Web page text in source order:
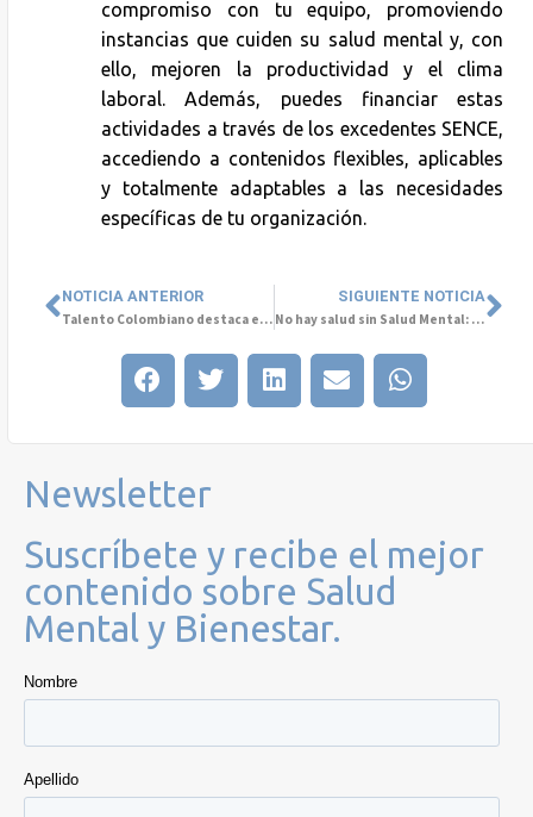
compromiso con tu equipo, promoviendo
instancias que cuiden su salud mental y, con
ello, mejoren la productividad y el clima
laboral. Además, puedes financiar estas
actividades a través de los excedentes SENCE,
accediendo a contenidos flexibles, aplicables
y totalmente adaptables a las necesidades
específicas de tu organización.
NOTICIA ANTERIOR
Talento Colombiano destaca en el concurso de Los Colores de la Salud Mental
SIGUIENTE NOTICIA
No hay salud sin Salud Mental: cuidemos nuestro bienestar desde la infancia
Newsletter
Suscríbete y recibe el mejor
contenido sobre Salud
Mental y Bienestar.